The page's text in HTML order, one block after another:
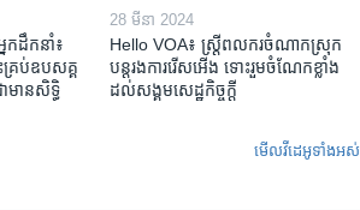
កដឹកនាំ៖
គ្រប់ឧបសគ្គ
មានសិទ្ធិ
28 មីនា 2024
Hello VOA៖ ស្រ្តីពលករចំណាកស្រុក
បន្តរងការរើសអើង ទោះរួមចំណែកខ្លាំង
ដល់សង្គមសេដ្ឋកិច្ចក្តី
មើល​វីដេអូ​ទាំង​អស់